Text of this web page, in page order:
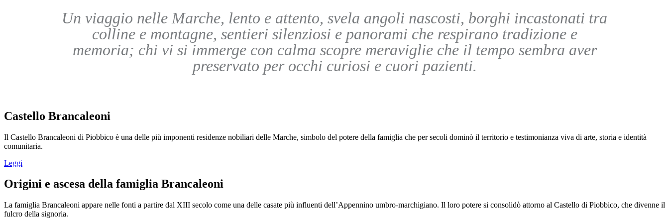
Un viaggio nelle Marche, lento e attento, svela angoli nascosti, borghi incastonati tra
colline e montagne, sentieri silenziosi e panorami che respirano tradizione e
memoria; chi vi si immerge con calma scopre meraviglie che il tempo sembra aver
preservato per occhi curiosi e cuori pazienti.
Castello Brancaleoni
Il Castello Brancaleoni di Piobbico è una delle più imponenti residenze nobiliari delle Marche, simbolo del potere della famiglia che per secoli dominò il territorio e testimonianza viva di arte, storia e identità
comunitaria.
Leggi
Origini e ascesa della famiglia Brancaleoni
La famiglia Brancaleoni appare nelle fonti a partire dal XIII secolo come una delle casate più influenti dell’Appennino umbro-marchigiano. Il loro potere si consolidò attorno al Castello di Piobbico, che divenne il
fulcro della signoria.